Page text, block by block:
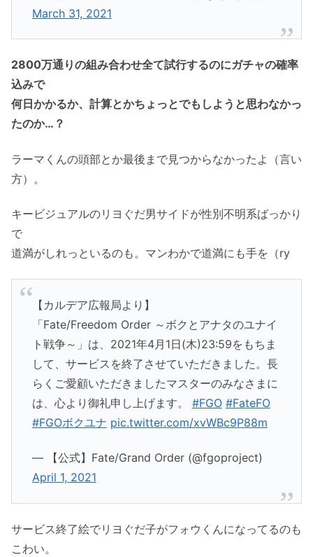
March 31, 2021
2800万通りの組み合わせ全て試行するのにガチャの確率
込みで
何日かかるか、計算とかちょっとでもしようと思わなかっ
たのか…？
ラーマくんの頭部とか最後まで見つからなかったよ（言い
方）。
キービジュアルのリヨぐだ男サイドが性別不明系ばっかり
で
道満がしれっといるのも。マンわかで道満にも手を（ry
【カルデア広報局より】
「Fate/Freedom Order ～ボクとアナタのユナイ
ト戦争～」は、2021年4月1日(木)23:59をもちま
して、サービスを終了させていただきました。長
らくご愛顧いただきましたマスターのみなさまに
は、心より御礼申し上げます。 #FGO #FateFO
#FGOボクユナ pic.twitter.com/xvWBc9P88m
— 【公式】Fate/Grand Order (@fgoproject)
April 1, 2021
サービス終了絵でリヨぐだ子がフォウくんになってるのも
こわい。